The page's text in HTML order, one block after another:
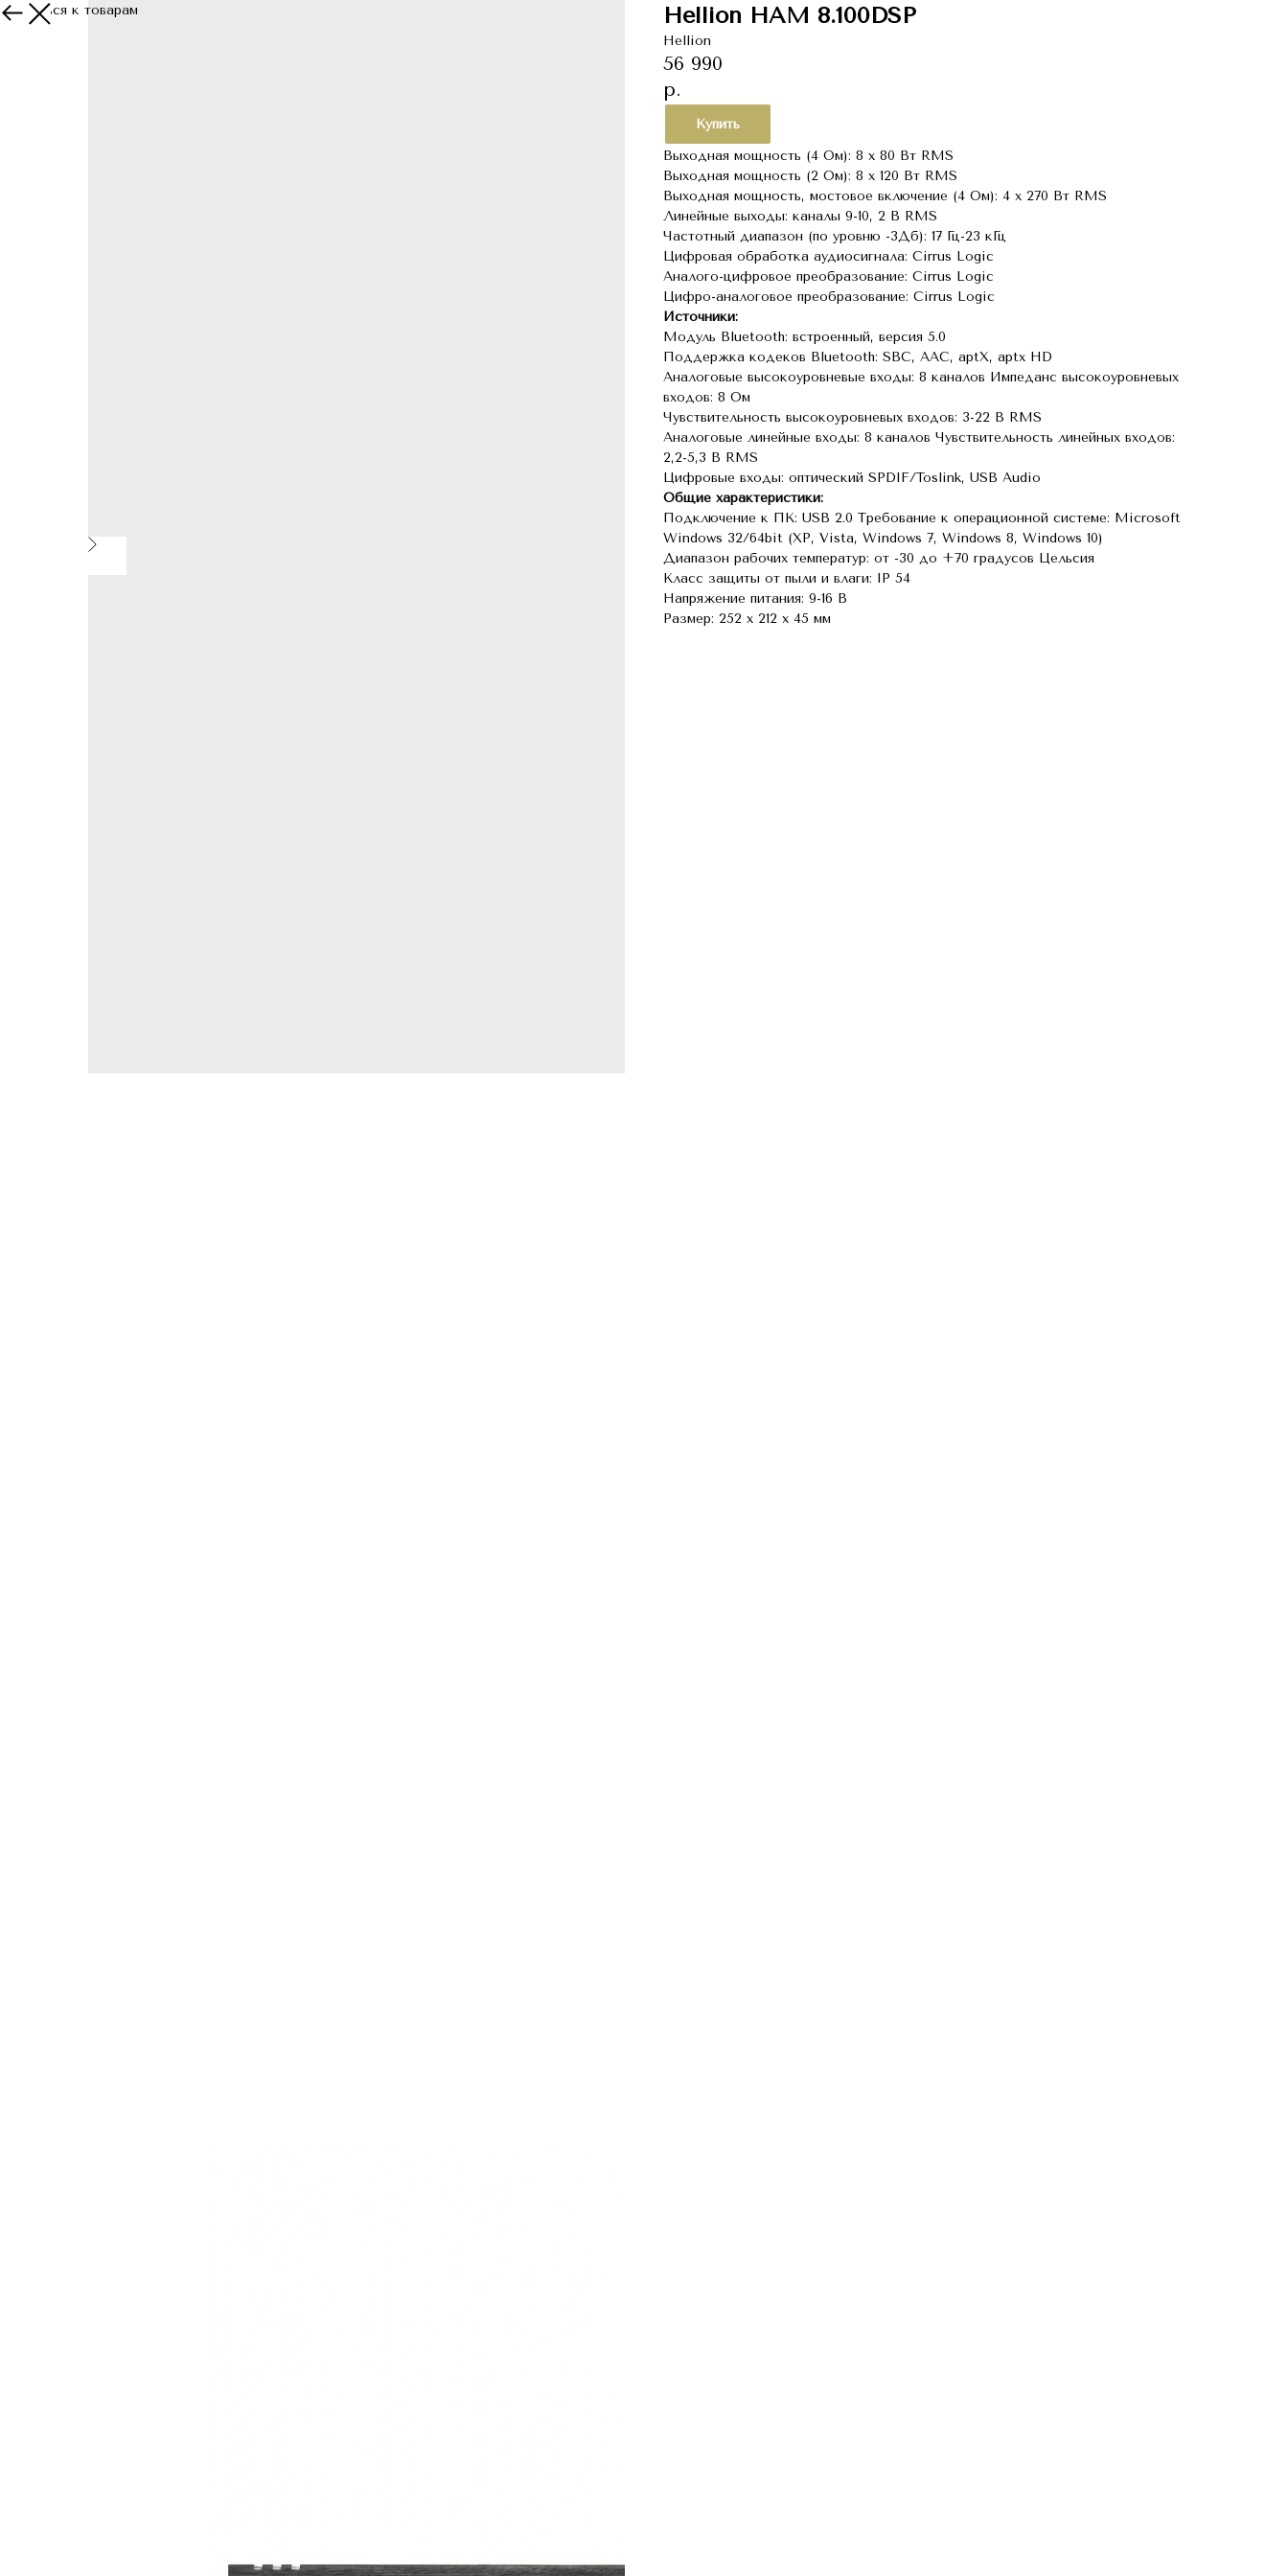
Вернуться к товарам Hellion HAM 8.100DSP
Hellion
56 990
р.
Купить
Выходная мощность (4 Ом): 8 х 80 Вт RMS
Выходная мощность (2 Ом): 8 х 120 Вт RMS
Выходная мощность, мостовое включение (4 Ом): 4 х 270 Вт RMS
Линейные выходы: каналы 9-10, 2 В RMS
Частотный диапазон (по уровню -3Дб): 17 Гц-23 кГц
Цифровая обработка аудиосигнала: Cirrus Logic
Аналого-цифровое преобразование: Cirrus Logic
Цифро-аналоговое преобразование: Cirrus Logic
Источники:
Модуль Bluetooth: встроенный, версия 5.0
Поддержка кодеков Bluetooth: SBC, AAC, aptX, aptx HD
Аналоговые высокоуровневые входы: 8 каналов Импеданс высокоуровневых
входов: 8 Ом
Чувствительность высокоуровневых входов: 3-22 В RMS
Аналоговые линейные входы: 8 каналов Чувствительность линейных входов:
2,2-5,3 В RMS
Цифровые входы: оптический SPDIF/Toslink, USB Audio
Общие характеристики:
Подключение к ПК: USB 2.0 Требование к операционной системе: Microsoft
Windows 32/64bit (XP, Vista, Windows 7, Windows 8, Windows 10)
Диапазон рабочих температур: от -30 до +70 градусов Цельсия
Класс защиты от пыли и влаги: IP 54
Напряжение питания: 9-16 В
Размер: 252 x 212 x 45 мм